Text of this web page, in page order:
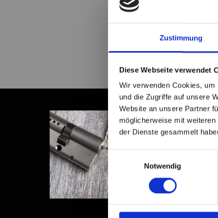
Zustimmung
Diese Webseite verwendet
Wir verwenden Cookies,
und die Zugriffe auf unsere
Website an unsere Partner
möglicherweise mit
der Dienste gesammelt
Einwilligungsauswahl
Notwendig
Kontakt